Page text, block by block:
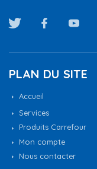
PLAN DU SITE
Accueil
Services
Produits Carrefour
Mon compte
Nous contacter